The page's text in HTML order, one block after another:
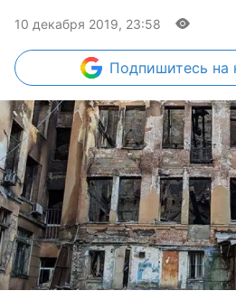
10 декабря 2019, 23:58
Подпишитесь на